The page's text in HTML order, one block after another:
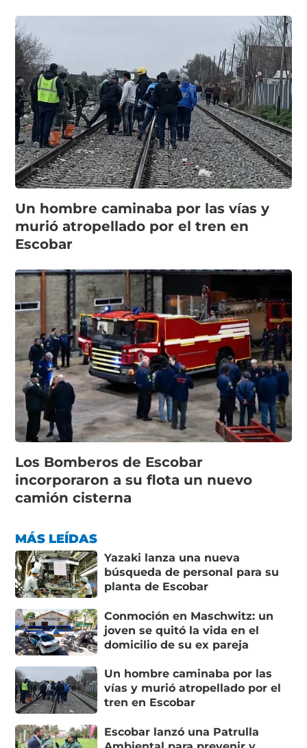
Un hombre caminaba por las vías y
murió atropellado por el tren en
Escobar
Los Bomberos de Escobar
incorporaron a su flota un nuevo
camión cisterna
MÁS LEÍDAS
Yazaki lanza una nueva
búsqueda de personal para su
planta de Escobar
Conmoción en Maschwitz: un
joven se quitó la vida en el
domicilio de su ex pareja
Un hombre caminaba por las
vías y murió atropellado por el
tren en Escobar
Escobar lanzó una Patrulla